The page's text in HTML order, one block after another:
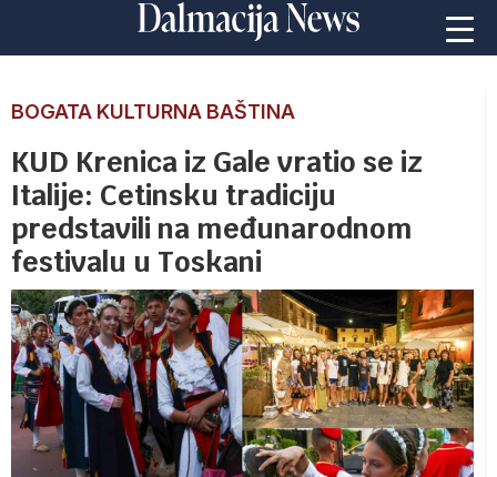
BOGATA KULTURNA BAŠTINA
KUD Krenica iz Gale vratio se iz
Italije: Cetinsku tradiciju
predstavili na međunarodnom
festivalu u Toskani